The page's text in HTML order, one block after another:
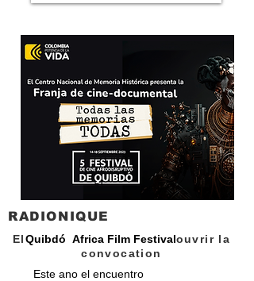
RADIONIQUE
ElQuibdó Africa Film Festivalouvrir la
convocation
Este ano el encuentro